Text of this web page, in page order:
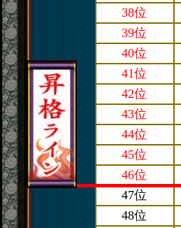
38位
39位
40位
41位
42位
43位
44位
45位
46位
47位
48位